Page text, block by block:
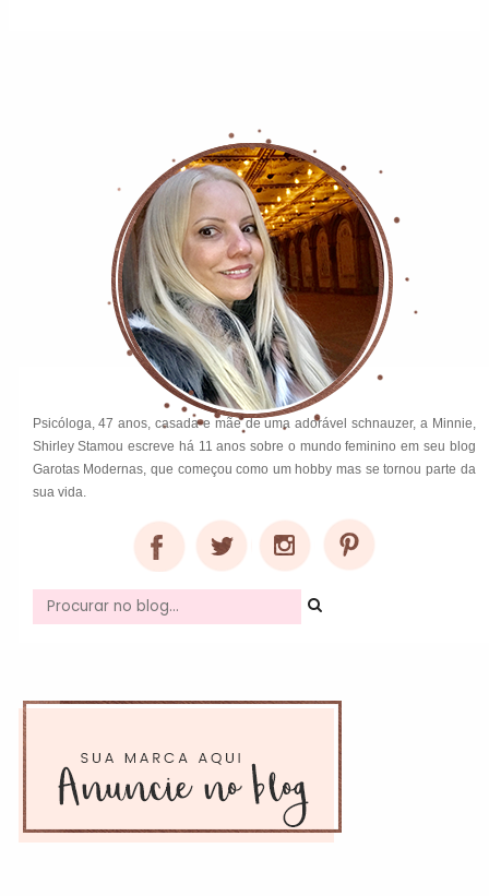
Psicóloga, 47 anos, casada e mãe de uma adorável schnauzer, a Minnie,
Shirley Stamou escreve há 11 anos sobre o mundo feminino em seu blog
Garotas Modernas, que começou como um hobby mas se tornou parte da
sua vida.